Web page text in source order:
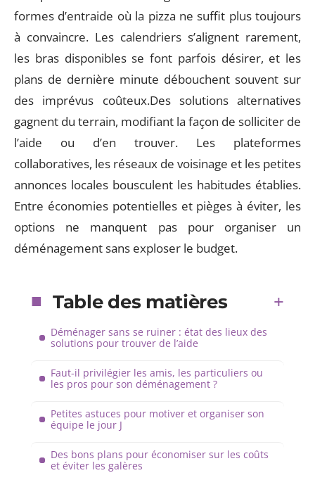
formes d’entraide où la pizza ne suffit plus toujours
à convaincre. Les calendriers s’alignent rarement,
les bras disponibles se font parfois désirer, et les
plans de dernière minute débouchent souvent sur
des imprévus coûteux.Des solutions alternatives
gagnent du terrain, modifiant la façon de solliciter de
l’aide ou d’en trouver. Les plateformes
collaboratives, les réseaux de voisinage et les petites
annonces locales bousculent les habitudes établies.
Entre économies potentielles et pièges à éviter, les
options ne manquent pas pour organiser un
déménagement sans exploser le budget.
Table des matières
Déménager sans se ruiner : état des lieux des
solutions pour trouver de l’aide
Faut-il privilégier les amis, les particuliers ou
les pros pour son déménagement ?
Petites astuces pour motiver et organiser son
équipe le jour J
Des bons plans pour économiser sur les coûts
et éviter les galères